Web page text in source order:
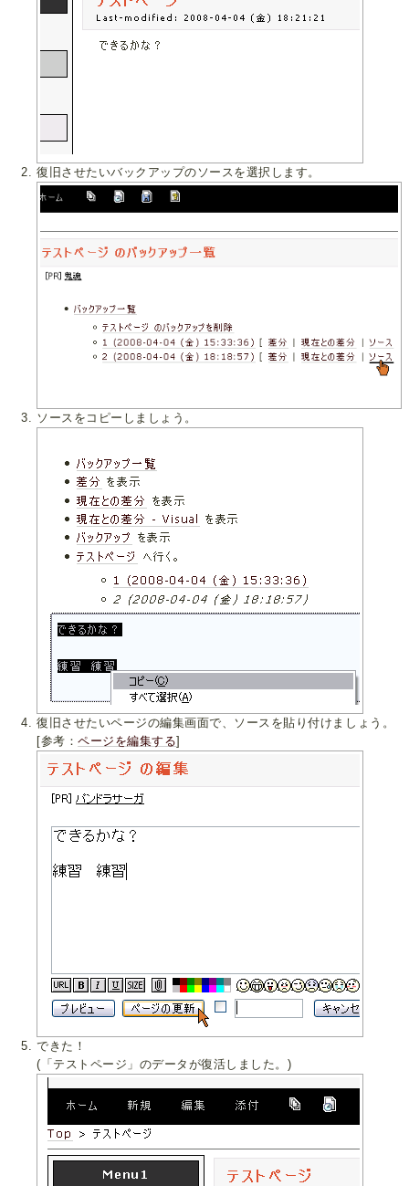
復旧させたいバックアップのソースを選択します。
ソースをコピーしましょう。
復旧させたいページの編集画面で、ソースを貼り付けましょう。
[参考：ページを編集する]
できた！
(「テストページ」のデータが復活しました。)